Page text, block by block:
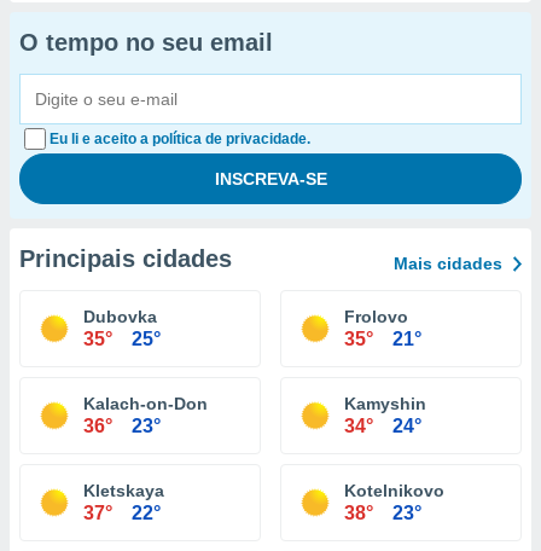
O tempo no seu email
Eu li e aceito a política de privacidade.
Principais cidades Mais cidades
Dubovka
35° 25°
Frolovo
35° 21°
Kalach-on-Don
36° 23°
Kamyshin
34° 24°
Kletskaya
37° 22°
Kotelnikovo
38° 23°